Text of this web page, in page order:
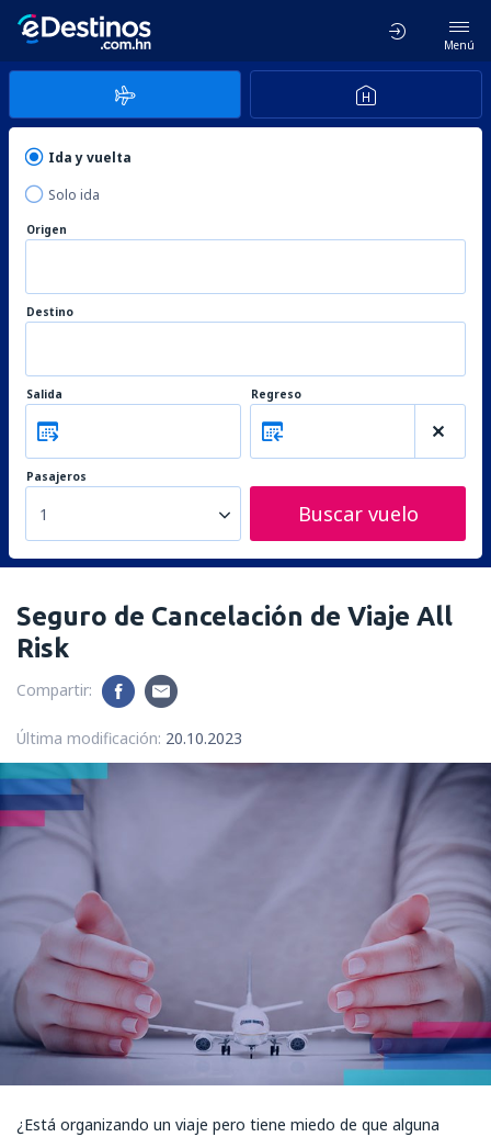
Menú
Ida y vuelta
Solo ida
Origen
Destino
Salida Regreso
Pasajeros
1 Buscar vuelo
Seguro de Cancelación de Viaje All
Risk
Compartir:
Última modificación: 20.10.2023
¿Está organizando un viaje pero tiene miedo de que alguna